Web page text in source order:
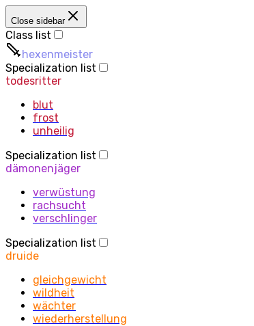
Close sidebar
Class list
hexenmeister
Specialization list
todesritter
blut
frost
unheilig
Specialization list
dämonenjäger
verwüstung
rachsucht
verschlinger
Specialization list
druide
gleichgewicht
wildheit
wächter
wiederherstellung